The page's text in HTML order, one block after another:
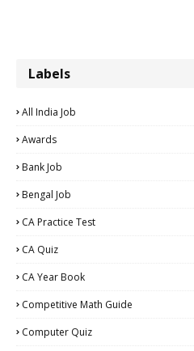
Labels
All India Job
Awards
Bank Job
Bengal Job
CA Practice Test
CA Quiz
CA Year Book
Competitive Math Guide
Computer Quiz